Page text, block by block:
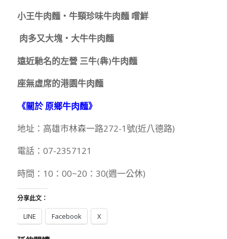
小王牛肉麵‧牛頸珍味牛肉麵 嚐鮮
肉多又大塊‧大牛牛肉麵
遠近馳名的左營 三牛(犇)牛肉麵
座無虛席的港園牛肉麵
《關於 原鄉牛肉麵》
地址：高雄市林森一路272-1號(近八德路)
電話：07-2357121
時間：10：00~20：30(週一公休)
分享此文：
LINE Facebook X